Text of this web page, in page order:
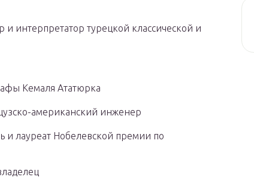
и интерпретатор турецкой классической и
Кемаля Ататюрка
американский инженер
и лауреат Нобелевской премии по